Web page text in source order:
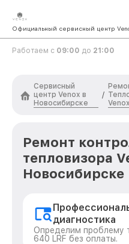
Официальный сервисный центр
Работаем с 09:00 до 21:00
Сервисный
центр Venox в
Новосибирске
/
Venox
Ремонт
тепловизора
Новосибирске
диагностика
Определим проблему
640 LRF без оплаты.